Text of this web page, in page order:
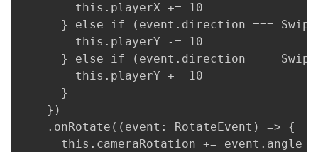
        this.playerX += 10
} else if (event.direction ===
        this.playerY -= 10
} else if (event.direction ===
        this.playerY += 10
      }
    })
    .onRotate((event: RotateEvent) => {
      this.cameraRotation += event.angle